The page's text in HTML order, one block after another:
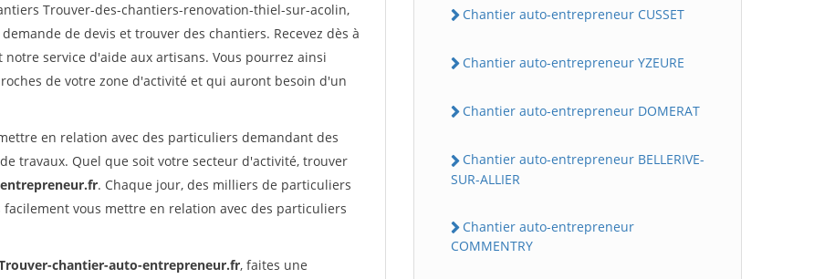
Trouver-des-chantiers-renovation-thiel-sur-acolin,
de devis et trouver des chantiers. Recevez dès à
service d'aide aux artisans. Vous pourrez ainsi
de votre zone d'activité et qui auront besoin d'un
en relation avec des particuliers demandant des
travaux. Quel que soit votre secteur d'activité, trouver
. Chaque jour, des milliers de particuliers
vous mettre en relation avec des particuliers
chantier-auto-entrepreneur.fr, faites une
Chantier auto-entrepreneur CUSSET
Chantier auto-entrepreneur YZEURE
Chantier auto-entrepreneur DOMERAT
Chantier auto-entrepreneur BELLERIVE-
SUR-ALLIER
Chantier auto-entrepreneur
COMMENTRY